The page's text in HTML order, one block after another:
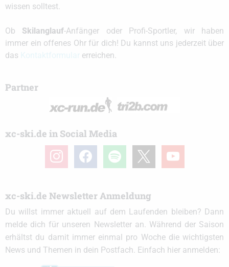
wissen solltest.
Ob Skilanglauf-Anfänger oder Profi-Sportler, wir haben
immer ein offenes Ohr für dich! Du kannst uns jederzeit über
das
erreichen.
Partner
xc-ski.de in Social Media
instagramfacebook spotify youtube
xc-ski.de Newsletter Anmeldung
Du willst immer aktuell auf dem Laufenden bleiben? Dann
melde dich für unseren Newsletter an. Während der Saison
erhältst du damit immer einmal pro Woche die wichtigsten
News und Themen in dein Postfach. Einfach hier anmelden: